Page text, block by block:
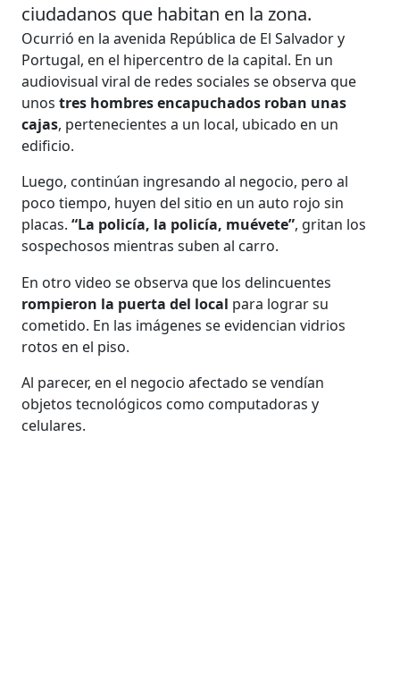
ciudadanos que habitan en la zona.
Ocurrió en la avenida República de El Salvador y
Portugal, en el hipercentro de la capital. En un
audiovisual viral de redes sociales se observa que
unostres hombres encapuchados roban unas
cajas, pertenecientes a un local, ubicado en un
edificio.
Luego, continúan ingresando al negocio, pero al
poco tiempo, huyen del sitio en un auto rojo sin
placas.“La policía, la policía, muévete”, gritan los
sospechosos mientras suben al carro.
En otro video se observa que los delincuentes
rompieron la puerta del local para lograr su
cometido. En las imágenes se evidencian vidrios
rotos en el piso.
Al parecer, en el negocio afectado se vendían
objetos tecnológicos como computadoras y
celulares.